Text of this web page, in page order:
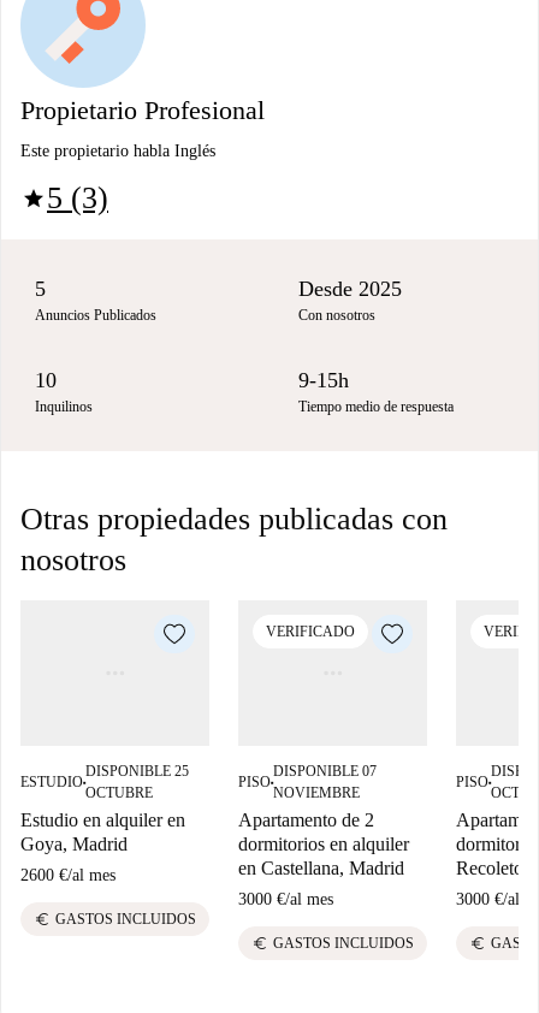
Propietario Profesional
Este propietario habla Inglés
star5 (3)
5
Anuncios Publicados
Desde 2025
Con nosotros
10
Inquilinos
9-15h
Tiempo medio de respuesta
Otras propiedades publicadas con
nosotros
ESTUDIO■
DISPONIBLE 25
OCTUBRE
Estudio en alquiler en
Goya, Madrid
2600 €/al mes
euro GASTOS INCLUIDOS
VERIFICADO
PISO■
DISPONIBLE 07
NOVIEMBRE
Apartamento de 2
dormitorios en alquiler
en Castellana, Madrid
3000 €/al mes
euro GASTOS INCLUIDOS
PISO■
3000 €/al
euro